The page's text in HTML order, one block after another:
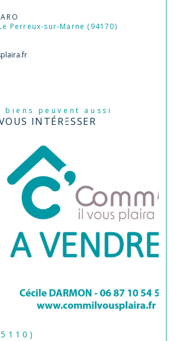
Perreux-sur-Marne (94170)
biens peuvent aussi
INTÉRESSER